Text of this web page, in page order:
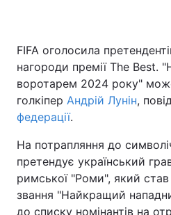
FIFA оголосила
нагороди премії The Best.
воротарем 2024 року"
голкіпер Андрій Лунін,
федерації.
На потрапляння до
претендує український
римської "Роми", який
звання "Найкращий
до списку номінантів на